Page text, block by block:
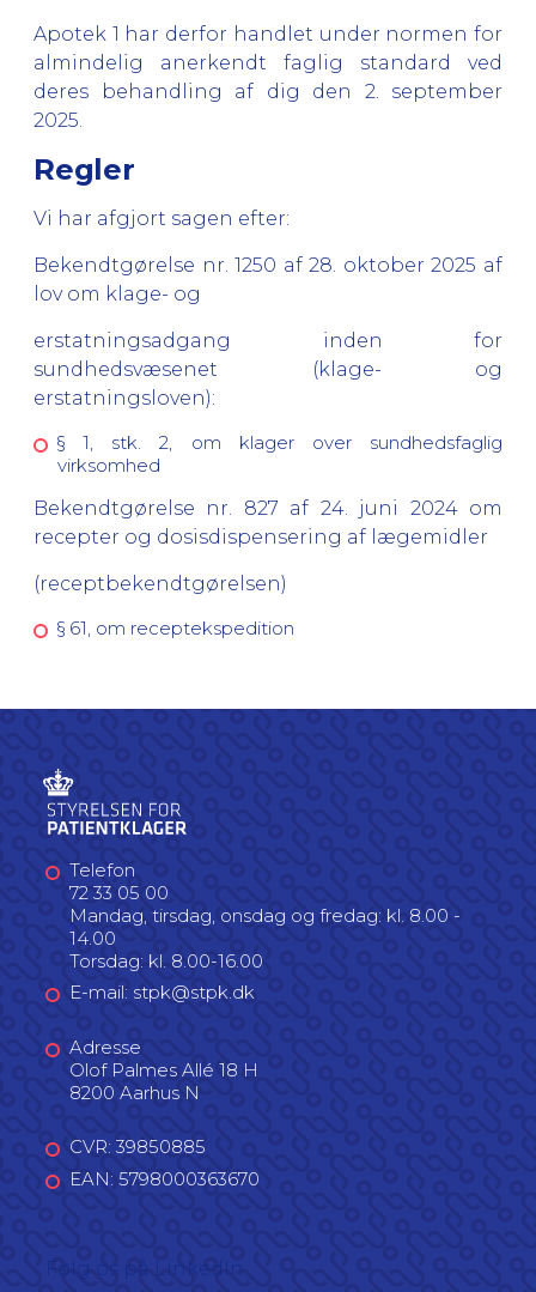
Apotek 1 har derfor handlet under normen for
almindelig anerkendt faglig standard ved
deres behandling af dig den 2. september
2025.
Regler
Vi har afgjort sagen efter:
Bekendtgørelse nr. 1250 af 28. oktober 2025 af
lov om klage- og
erstatningsadgang inden for
sundhedsvæsenet (klage- og
erstatningsloven):
§ 1, stk. 2, om klager over sundhedsfaglig
virksomhed
Bekendtgørelse nr. 827 af 24. juni 2024 om
recepter og dosisdispensering af lægemidler
(receptbekendtgørelsen)
§ 61, om receptekspedition
Telefon
72 33 05 00
Mandag, tirsdag, onsdag og fredag: kl. 8.00 -
14.00
Torsdag: kl. 8.00-16.00
E-mail: stpk@stpk.dk
Adresse
Olof Palmes Allé 18 H
8200 Aarhus N
CVR: 39850885
EAN: 5798000363670